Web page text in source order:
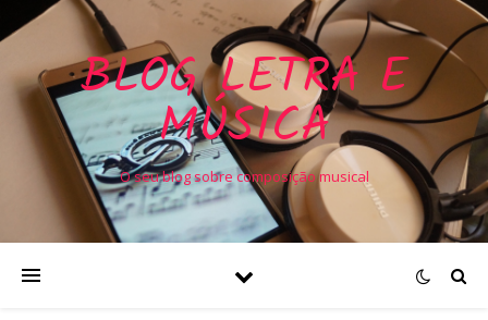
BLOG LETRA E
MÚSICA
O seu blog sobre composição musical